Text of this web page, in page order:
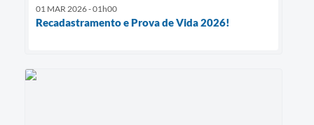
01 MAR 2026 - 01h00
Recadastramento e Prova de Vida 2026!